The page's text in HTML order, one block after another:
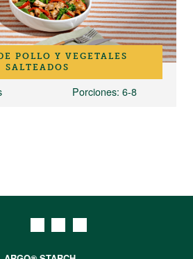
POLLO Y VEGETALES
SALTEADOS
Porciones: 6-8